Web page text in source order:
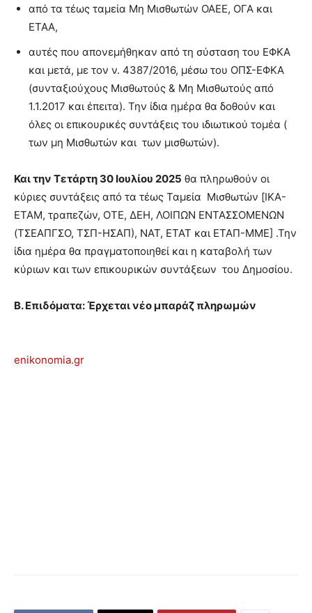
από τα τέως ταμεία Μη Μισθωτών ΟΑΕΕ, ΟΓΑ και
ΕΤΑΑ,
αυτές που απονεμήθηκαν από τη σύσταση του ΕΦΚΑ
και μετά, με τον ν. 4387/2016, μέσω του ΟΠΣ-ΕΦΚΑ
(συνταξιούχους Μισθωτούς & Μη Μισθωτούς από
1.1.2017 και έπειτα). Την ίδια ημέρα θα δοθούν και
όλες οι επικουρικές συντάξεις του ιδιωτικού τομέα (
των μη Μισθωτών και των μισθωτών).
Και την Τετάρτη 30 Ιουλίου 2025 θα πληρωθούν οι
κύριες συντάξεις από τα τέως Ταμεία Μισθωτών [ΙΚΑ-
ΕΤΑΜ, τραπεζών, ΟΤΕ, ΔΕΗ, ΛΟΙΠΩΝ ΕΝΤΑΣΣΟΜΕΝΩΝ
(ΤΣΕΑΠΓΣΟ, ΤΣΠ-ΗΣΑΠ), ΝΑΤ, ΕΤΑΤ και ΕΤΑΠ-ΜΜΕ] .Την
ίδια ημέρα θα πραγματοποιηθεί και η καταβολή των
κύριων και των επικουρικών συντάξεων του Δημοσίου.
Β. Επιδόματα: Έρχεται νέο μπαράζ πληρωμών
enikonomia.gr